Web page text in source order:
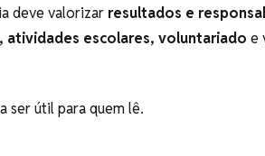
deve valorizar resultados e
atividades escolares, voluntariado e
ser útil para quem lê.